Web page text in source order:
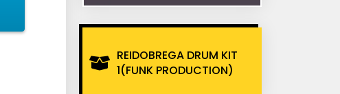
REIDOBREGA DRUM KIT
1(FUNK PRODUCTION)